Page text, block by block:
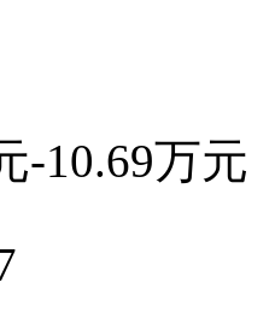
-10.69万元